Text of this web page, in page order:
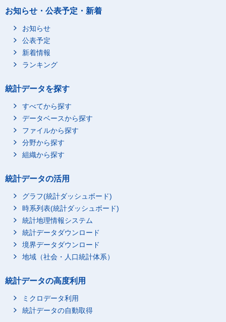
お知らせ・公表予定・新着
お知らせ
公表予定
新着情報
ランキング
統計データを探す
すべてから探す
データベースから探す
ファイルから探す
分野から探す
組織から探す
統計データの活用
グラフ(統計ダッシュボード)
時系列表(統計ダッシュボード)
統計地理情報システム
統計データダウンロード
境界データダウンロード
地域（社会・人口統計体系）
統計データの高度利用
ミクロデータ利用
統計データの自動取得